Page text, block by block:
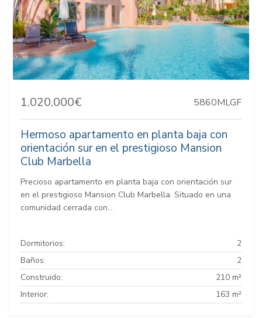
1.020.000€ 5860MLGF
Hermoso apartamento en planta baja con
orientación sur en el prestigioso Mansion
Club Marbella
Precioso apartamento en planta baja con orientación sur
en el prestigioso Mansion Club Marbella. Situado en una
comunidad cerrada con...
Dormitorios:
2
Baños:
2
Construido:
210 m²
Interior:
163 m²